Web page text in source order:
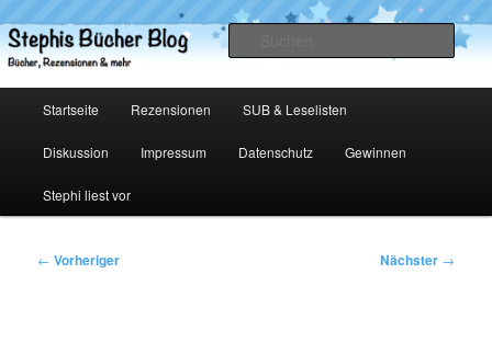
primären
Inhalt
Stephis Bücher Blog
Startseite Rezensionen SUB & Leselisten
Diskussion Impressum Datenschutz Gewinnen
Stephi liest vor
Beitragsnavigation
← Vorheriger Nächster →